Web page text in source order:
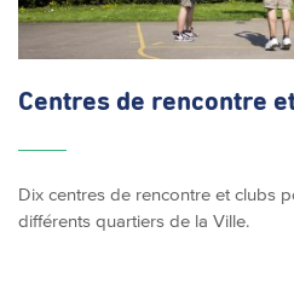
Centres de rencontre
Dix centres de rencontre et clubs
différents quartiers de la Ville.